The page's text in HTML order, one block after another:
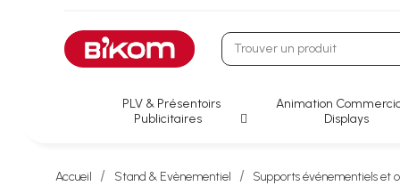
PLV & Présentoirs
Publicitaires
Animation
Displays
Accueil Stand & Evènementiel Supports événementiels et